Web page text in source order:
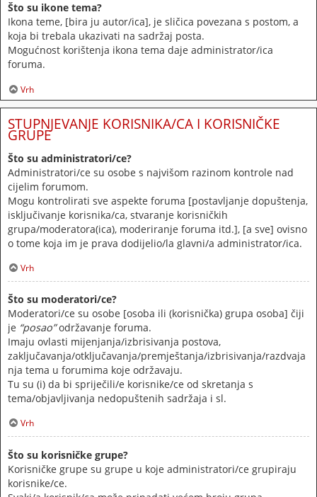
Što su ikone tema?
Ikona teme, [bira ju autor/ica], je sličica povezana s postom, a
koja bi trebala ukazivati na sadržaj posta.
Mogućnost korištenja ikona tema daje administrator/ica
foruma.
Vrh
STUPNJEVANJE KORISNIKA/CA I KORISNIČKE
GRUPE
Što su administratori/ce?
Administratori/ce su osobe s najvišom razinom kontrole nad
cijelim forumom.
Mogu kontrolirati sve aspekte foruma [postavljanje dopuštenja,
isključivanje korisnika/ca, stvaranje korisničkih
grupa/moderatora(ica), moderiranje foruma itd.], [a sve] ovisno
o tome koja im je prava dodijelio/la glavni/a administrator/ica.
Vrh
Što su moderatori/ce?
Moderatori/ce su osobe [osoba ili (korisnička) grupa osoba] čiji
je “posao”održavanje foruma.
Imaju ovlasti mijenjanja/izbrisivanja postova,
zaključavanja/otključavanja/premještanja/izbrisivanja/razdvaja
nja tema u forumima koje održavaju.
Tu su (i) da bi spriječili/e korisnike/ce od skretanja s
tema/objavljivanja nedopuštenih sadržaja i sl.
Vrh
Što su korisničke grupe?
Korisničke grupe su grupe u koje administratori/ce grupiraju
korisnike/ce.